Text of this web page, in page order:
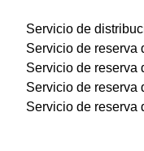
Servicio de
Servicio de reserva
Servicio de reserva
Servicio de reserva
Servicio de reserva